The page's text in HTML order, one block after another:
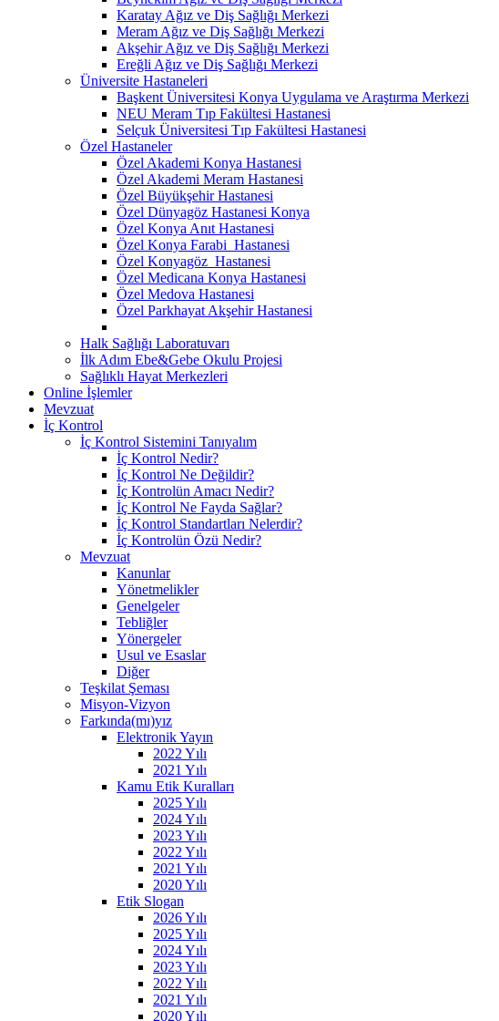
Karatay Ağız ve Diş Sağlığı Merkezi
Meram Ağız ve Diş Sağlığı Merkezi
Akşehir Ağız ve Diş Sağlığı Merkezi
Ereğli Ağız ve Diş Sağlığı Merkezi
Üniversite Hastaneleri
Başkent Üniversitesi Konya Uygulama ve Araştırma Merkezi
NEU Meram Tıp Fakültesi Hastanesi
Selçuk Üniversitesi Tıp Fakültesi Hastanesi
Özel Hastaneler
Özel Akademi Konya Hastanesi
Özel Akademi Meram Hastanesi
Özel Büyükşehir Hastanesi
Özel Dünyagöz Hastanesi Konya
Özel Konya Anıt Hastanesi
Özel Konya Farabi Hastanesi
Özel Konyagöz Hastanesi
Özel Medicana Konya Hastanesi
Özel Medova Hastanesi
Özel Parkhayat Akşehir Hastanesi
Halk Sağlığı Laboratuvarı
İlk Adım Ebe&Gebe Okulu Projesi
Sağlıklı Hayat Merkezleri
Online İşlemler
Mevzuat
İç Kontrol
İç Kontrol Sistemini Tanıyalım
İç Kontrol Nedir?
İç Kontrol Ne Değildir?
İç Kontrolün Amacı Nedir?
İç Kontrol Ne Fayda Sağlar?
İç Kontrol Standartları Nelerdir?
İç Kontrolün Özü Nedir?
Mevzuat
Kanunlar
Yönetmelikler
Genelgeler
Tebliğler
Yönergeler
Usul ve Esaslar
Diğer
Teşkilat Şeması
Misyon-Vizyon
Farkında(mı)yız
Elektronik Yayın
2022 Yılı
2021 Yılı
Kamu Etik Kuralları
2025 Yılı
2024 Yılı
2023 Yılı
2022 Yılı
2021 Yılı
2020 Yılı
Etik Slogan
2026 Yılı
2025 Yılı
2024 Yılı
2023 Yılı
2022 Yılı
2021 Yılı
2020 Yılı